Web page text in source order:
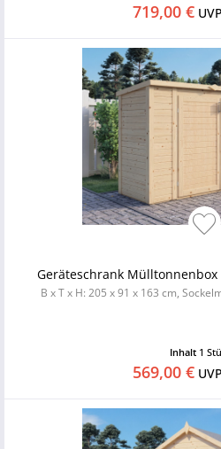
719,00 €
Geräteschrank
B x T x H: 205 x 91 x 163 cm,
Inhalt 1
569,00 €